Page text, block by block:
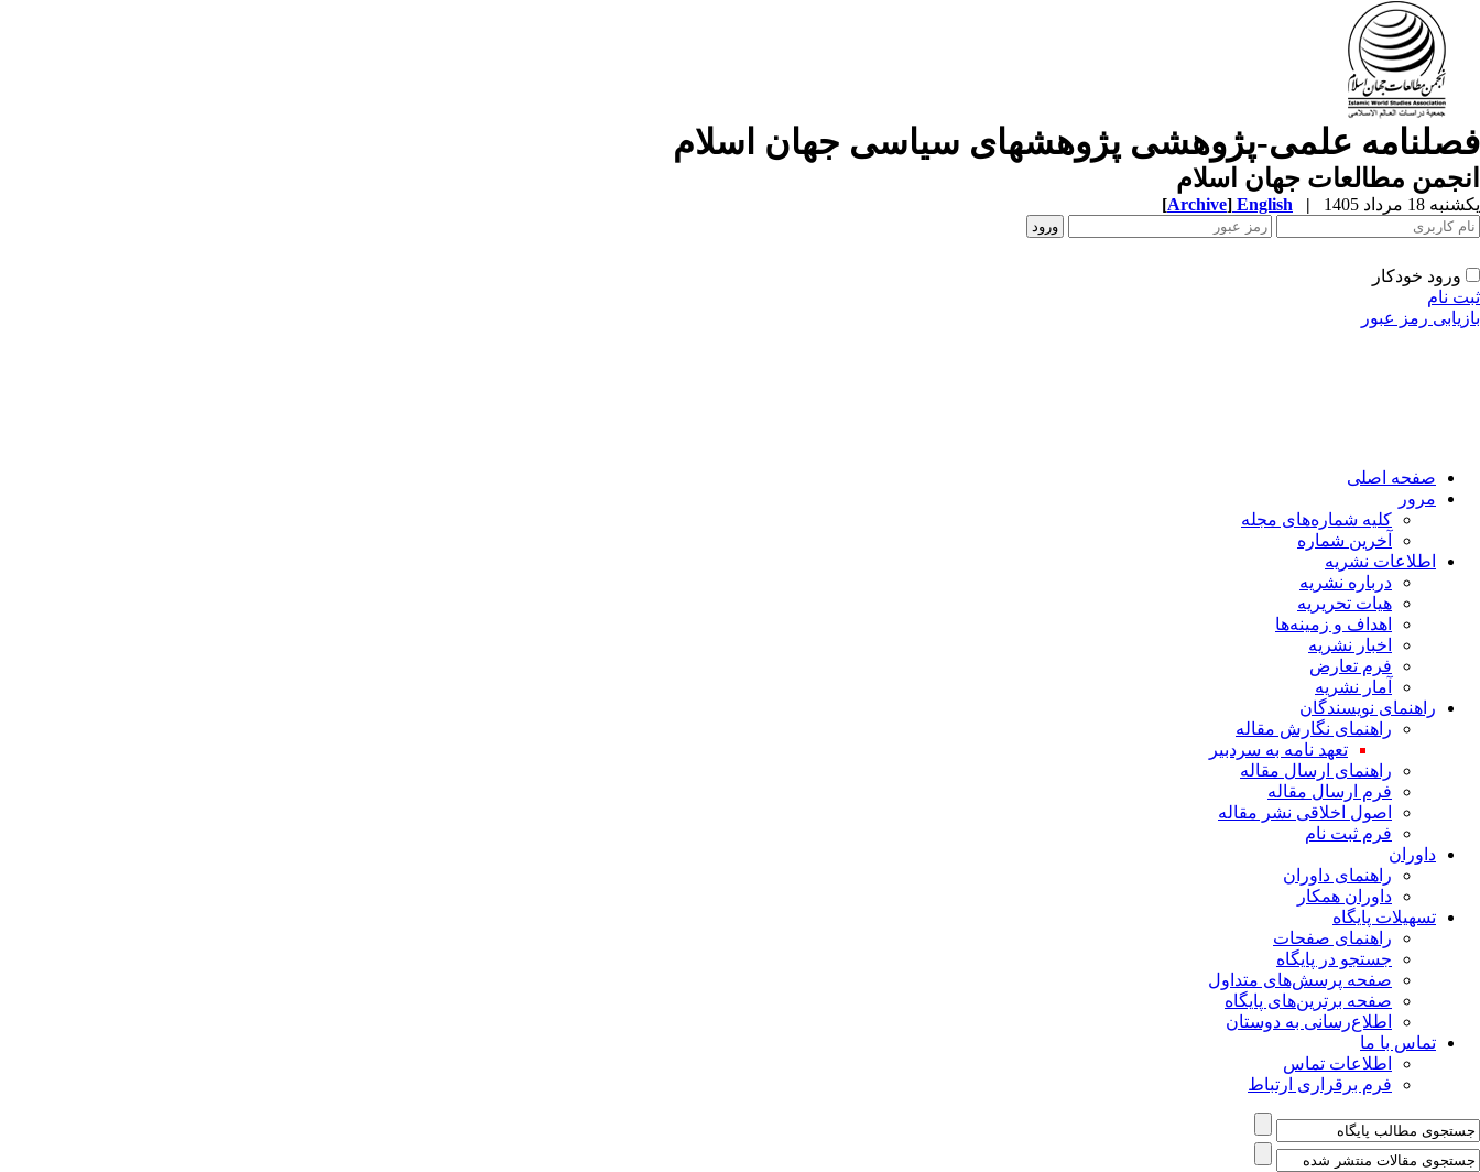
فصلنامه علمی-پژوهشی پژوهشهای سیاسی جهان اسلام
انجمن مطالعات جهان اسلام
یکشنبه 18 مرداد 1405 |
English
[Archive]
ورود خودکار
ثبت نام
بازیابی رمز عبور
صفحه اصلی
مرور
کلیه شماره‌های مجله
آخرین شماره
اطلاعات نشریه
درباره نشریه
هیات تحریریه
اهداف و زمینه‌ها
اخبار نشریه
فرم تعارض
آمار نشریه
راهنمای نویسندگان
راهنمای نگارش مقاله
تعهد نامه به سردبیر
راهنمای ارسال مقاله
فرم ارسال مقاله
اصول اخلاقی نشر مقاله
فرم ثبت نام
داوران
راهنمای داوران
داوران همکار
تسهیلات پایگاه
راهنمای صفحات
جستجو در پایگاه
صفحه پرسش‌های متداول
صفحه برترین‌های پایگاه
اطلاع‌رسانی به دوستان
تماس با ما
اطلاعات تماس
فرم برقراری ارتباط